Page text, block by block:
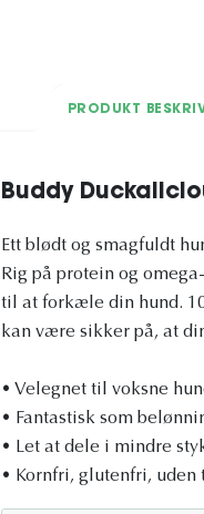
PRODUKT
Buddy
Ett blødt og smagfuldt
Rig på protein og
til at forkæle din hund.
kan være sikker på, at
• Velegnet til voksne
• Fantastisk som
• Let at dele i mindre
• Kornfri, glutenfri,